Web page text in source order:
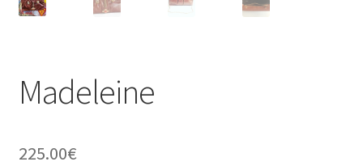
Madeleine
225.00€